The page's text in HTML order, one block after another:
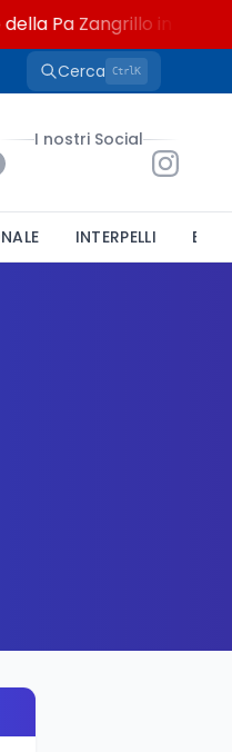
Pa Zangrillo in
Cerca CtrlK
I nostri Social
INTERPELLI